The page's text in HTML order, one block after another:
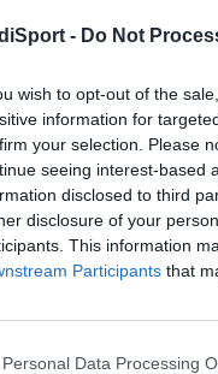
- Do Not
wish to opt-out of the
information for
your selection. Please
seeing interest-based
disclosed to third
disclosure of your
This information
Participants that
Personal Data Processing
(SQ5 2019)
es muy notorio que los
del faro es de
y es por eso que me di
ha notado algo distinto?